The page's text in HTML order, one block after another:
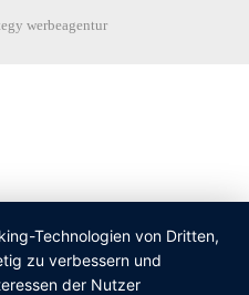
werbeagentur
Technologien von Dritten,
zu verbessern und
der Nutzer